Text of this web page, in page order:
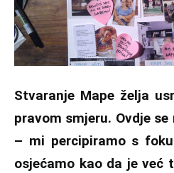
Stvaranje Mape želja
pravom smjeru. Ovdje
– mi percipiramo s
osjećamo kao da je već